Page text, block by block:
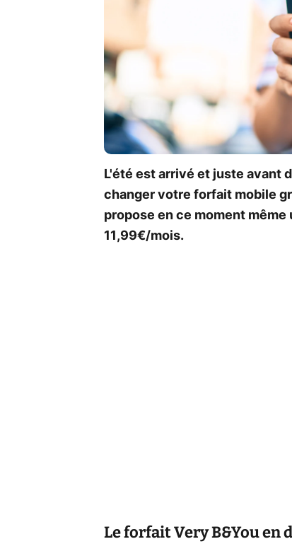
L'été est arrivé et juste avant
changer votre forfait mobile
propose en ce moment même
11,99€/mois.
Le forfait Very B&You en